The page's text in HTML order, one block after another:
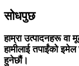
सोधपुछ
हाम्रा उत्पादनहरू वा
हामीलाई तपाईंको
हुनेछौं।